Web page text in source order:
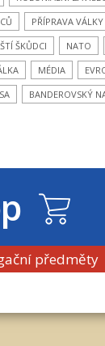
PŘÍPRAVA VÁLKY
ŠKŮDCI
NATO
MÉDIA
BANDEROVSKÝ
předměty